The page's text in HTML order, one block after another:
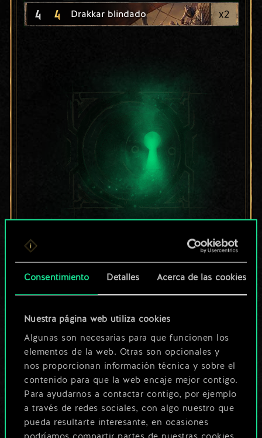
Consentimiento Detalles Acerca de las cookies
Nuestra página web utiliza cookies
Algunas son necesarias para que funcionen los
elementos de la web. Otras son opcionales y
nos proporcionan información técnica y sobre el
contenido para que la web encaje mejor contigo.
Para ayudarnos a contactar contigo, por ejemplo
a través de redes sociales, con algo nuestro que
pueda resultarte interesante, en ocasiones
4 4 Drakkar blindado x2
Por ahora, solo es
un conjunto de
cartas compartido.
¡Pero puede llegar a
ser mucho más!
Poner nombre a esta baraja y crear
una guía